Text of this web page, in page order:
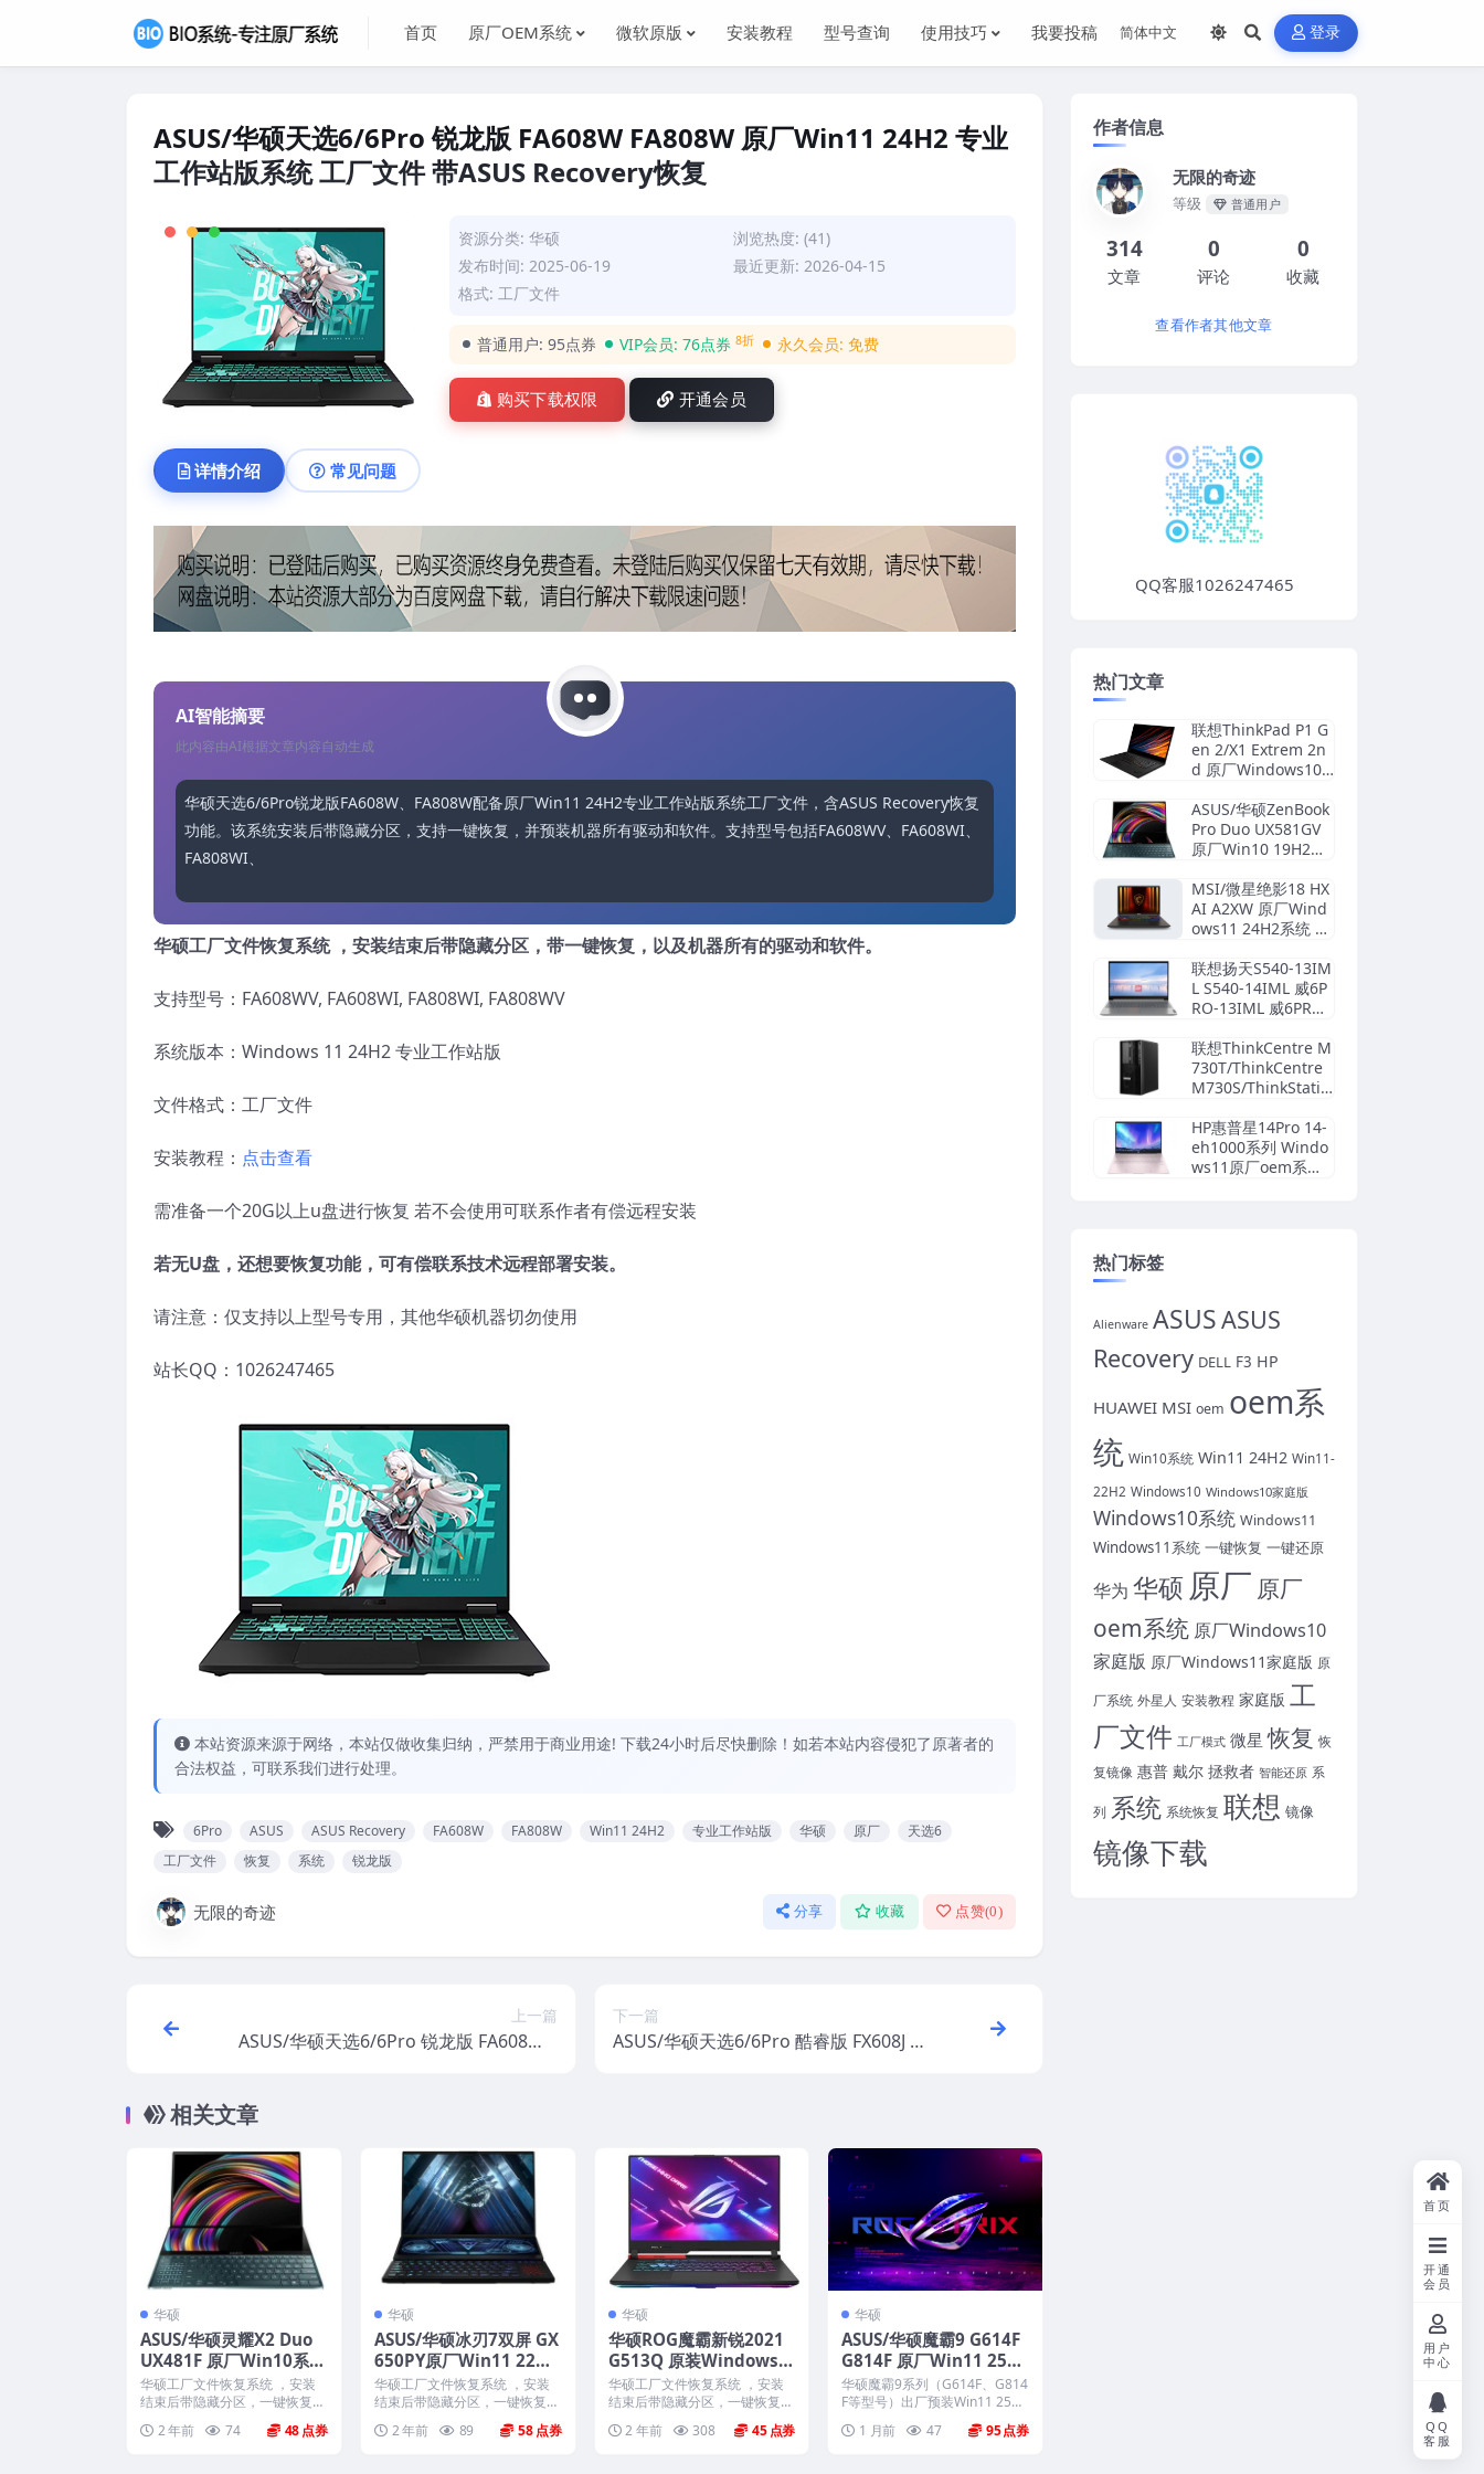
首页 原厂OEM系统 微软原版 安装教程 型号查询 使用技巧 我要投稿 登录
ASUS/华硕天选6/6Pro 锐龙版 FA608W FA808W 原厂Win11 24H2 专业
工作站版系统 工厂文件 带ASUS Recovery恢复
资源分类:华硕
浏览热度: (41)
发布时间: 2025-06-19
最近更新: 2026-04-15
格式: 工厂文件
普通用户:95点券 VIP会员:76点券 8折 永久会员:免费
购买下载权限 开通会员
详情介绍 常见问题
AI智能摘要
此内容由AI根据文章内容自动生成
华硕天选6/6Pro锐龙版FA608W、FA808W配备原厂Win11 24H2专业工作站版系统工厂文件，含ASUS Recovery恢复
功能。该系统安装后带隐藏分区，支持一键恢复，并预装机器所有驱动和软件。支持型号包括FA608WV、FA608WI、
FA808WI、FA808WV。用户需准备
华硕工厂文件恢复系统 ，安装结束后带隐藏分区，带一键恢复，以及机器所有的驱动和软件。
支持型号：FA608WV, FA608WI, FA808WI, FA808WV
系统版本：Windows 11 24H2 专业工作站版
文件格式：工厂文件
安装教程： 点击查看
需准备一个20G以上u盘进行恢复 若不会使用可联系作者有偿远程安装
若无U盘，还想要恢复功能，可有偿联系技术远程部署安装。
请注意：仅支持以上型号专用，其他华硕机器切勿使用
站长QQ：1026247465
本站资源来源于网络，本站仅做收集归纳，严禁用于商业用途! 下载24小时后尽快删除！如若本站内容侵犯了原著者的
合法权益，可联系我们进行处理。
6Pro ASUS ASUS Recovery FA608W FA808W Win11 24H2 专业工作站版 华硕 原厂
天选6
工厂文件
恢复 系统 锐龙版
无限的奇迹 分享 收藏 点赞(0)
上一篇
ASUS/华硕天选6/6Pro 锐龙版 FA608W F
下一篇
ASUS/华硕天选6/6Pro 酷睿版 FX608J 原
相关文章
华硕
ASUS/华硕灵耀X2 Duo
UX481F 原厂Win10系统
工厂文件 带ASUS Recov
ery恢复
华硕工厂文件恢复系统 ，安装
结束后带隐藏分区，一键恢复，
以及机器所有驱动软件。 ...
2 年前 74 48
华硕
ASUS/华硕冰刃7双屏 GX
650PY原厂Win11 22H2
家庭版系统 工厂文件 带A
SUS Recovery恢复
华硕工厂文件恢复系统 ，安装
结束后带隐藏分区，一键恢复，
以及机器所有驱动软件。 ...
2 年前 89 58
华硕
华硕ROG魔霸新锐2021
G513Q 原装Windows1
0原厂系统 工厂模式 带A
SUS Recovery恢复功能
华硕工厂文件恢复系统 ，安装
结束后带隐藏分区，一键恢复，
以及机器所有驱动软件。 ...
2 年前 308 45
华硕
ASUS/华硕魔霸9 G614F
G814F 原厂Win11 25H
2 专业工作站版系统 工厂
文件 带ASUS Recovery
恢复
华硕魔霸9系列（G614F、G814
F等型号）出厂预装Win11 25H
2专业工...
1 月前 47 95
作者信息
无限的奇迹
等级 普通用户
314
文章
0
评论
0
收藏
查看作者其他文章
QQ客服1026247465
热门文章
联想ThinkPad P1 G
en 2/X1 Extrem 2n
d 原厂Windows10
像下载
ASUS/华硕ZenBook
Pro Duo UX581GV
原厂Win10 19H2系
Recovery恢复
MSI/微星绝影18 HX
AI A2XW 原厂Wind
ows11 24H2系统 工
原
联想扬天S540-13IM
L S540-14IML 威6P
RO-13IML 威6PRO-
3s IML ThinkBook 1
4s IML 原厂Windo
ws10专业版 oem系
联想ThinkCentre M
730T/ThinkCentre
M730S/ThinkStatio
0家庭版 oem系统镜
像下载
HP惠普星14Pro 14-
eh1000系列 Windo
ws11原厂oem系统
热门标签
Alienware ASUSASUS
Recovery DELL F3 HP
HUAWEI MSI oem oem系
统 Win10系统 Win11 24H2 Win11-
22H2 Windows10 Windows10家庭版
Windows10系统 Windows11
Windows11系统 一键恢复 一键还原
华为 华硕 原厂 原厂
oem系统 原厂Windows10
家庭版 原厂Windows11家庭版 原
厂系统 外星人 安装教程 家庭版 工
厂文件 工厂模式 微星 恢复 恢
复镜像 惠普 戴尔 拯救者 智能还原 系
列 系统 系统恢复 联想 镜像
镜像下载
首页
开通
会员
用户
中心
QQ
客服